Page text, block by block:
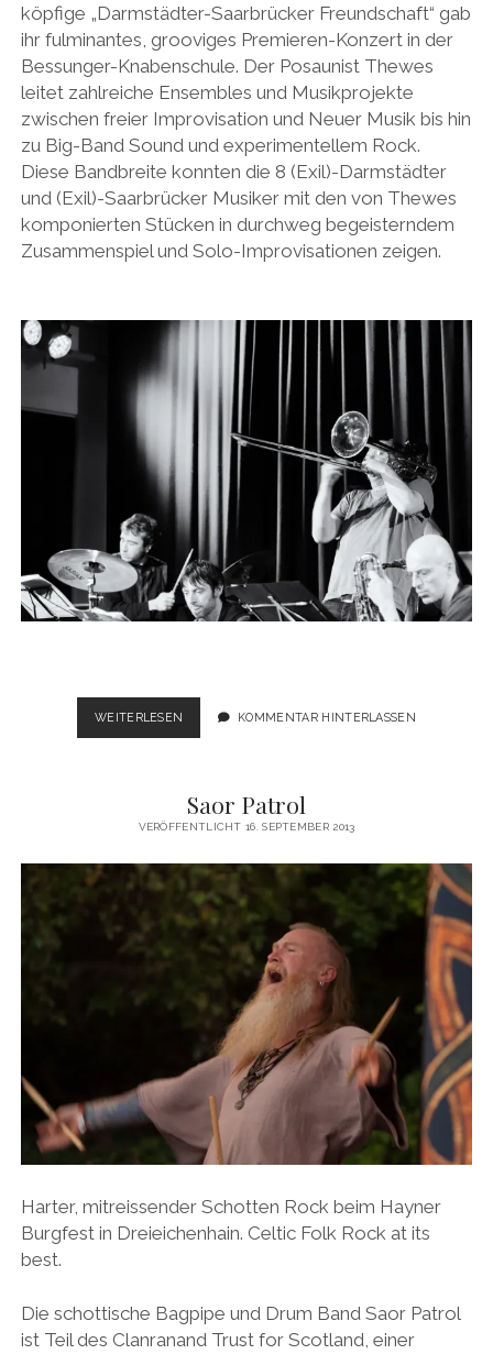
köpfige „Darmstädter-Saarbrücker Freundschaft“ gab
ihr fulminantes, grooviges Premieren-Konzert in der
Bessunger-Knabenschule. Der Posaunist Thewes
leitet zahlreiche Ensembles und Musikprojekte
zwischen freier Improvisation und Neuer Musik bis hin
zu Big-Band Sound und experimentellem Rock.
Diese Bandbreite konnten die 8 (Exil)-Darmstädter
und (Exil)-Saarbrücker Musiker mit den von Thewes
komponierten Stücken in durchweg begeisterndem
Zusammenspiel und Solo-Improvisationen zeigen.
WEITERLESEN
DARMSTÄDTER-
SAARBRÜCKER
KOMMENTAR HINTERLASSEN
Saor Patrol
VERÖFFENTLICHT 16. SEPTEMBER 2013
Harter, mitreissender Schotten Rock beim Hayner
Burgfest in Dreieichenhain. Celtic Folk Rock at its
best.
Die schottische Bagpipe und Drum Band Saor Patrol
ist Teil des Clanranand Trust for Scotland, einer